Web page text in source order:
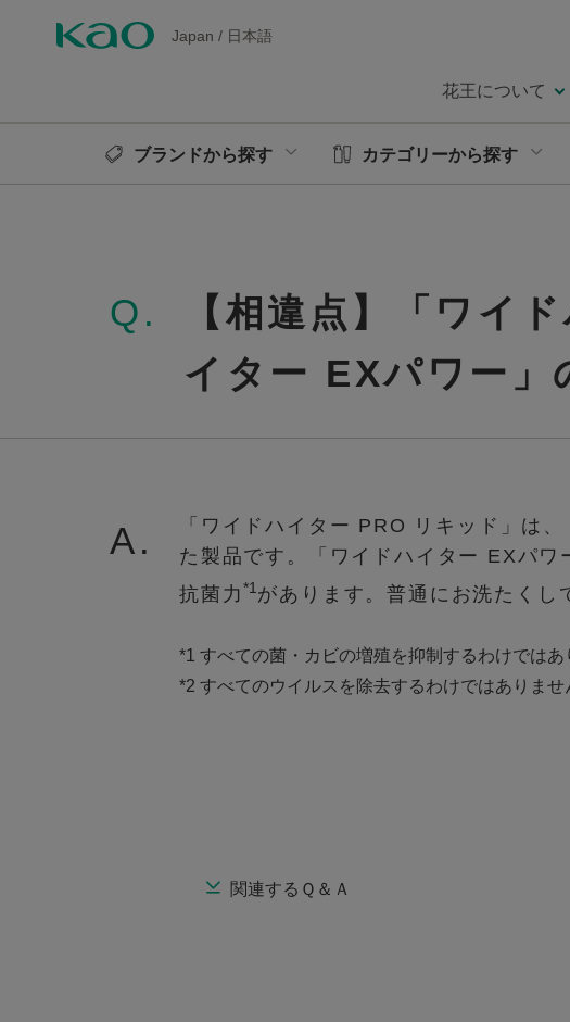
Japan / 日本語
花王について
ブランドから探す カテゴリーから探す
Q.
【相違点】「ワイ
イター EXパワー」
A.
「ワイドハイター PRO リキッド」は
た製品です。「ワイドハイター EXパ
抗菌力 *1 があります。普通にお洗たくし
*1 すべての菌・カビの増殖を抑制するわけではあ
*2 すべてのウイルスを除去するわけではありま
関連するＱ＆Ａ